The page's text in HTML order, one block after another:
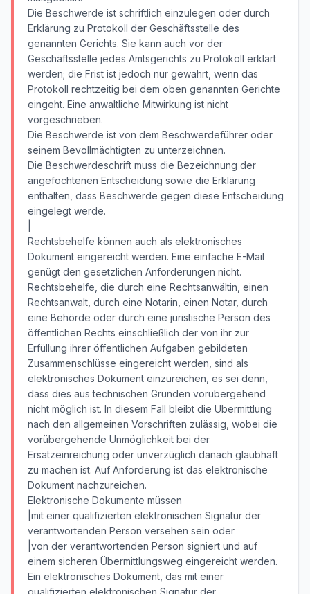
Die Beschwerde ist schriftlich einzulegen oder durch
Erklärung zu Protokoll der Geschäftsstelle des
genannten Gerichts. Sie kann auch vor der
Geschäftsstelle jedes Amtsgerichts zu Protokoll erklärt
werden; die Frist ist jedoch nur gewahrt, wenn das
Protokoll rechtzeitig bei dem oben genannten Gerichte
eingeht. Eine anwaltliche Mitwirkung ist nicht
vorgeschrieben.
Die Beschwerde ist von dem Beschwerdeführer oder
seinem Bevollmächtigten zu unterzeichnen.
Die Beschwerdeschrift muss die Bezeichnung der
angefochtenen Entscheidung sowie die Erklärung
enthalten, dass Beschwerde gegen diese Entscheidung
eingelegt werde.
Rechtsbehelfe können auch als elektronisches
Dokument eingereicht werden. Eine einfache E-Mail
genügt den gesetzlichen Anforderungen nicht.
Rechtsbehelfe, die durch eine Rechtsanwältin, einen
Rechtsanwalt, durch eine Notarin, einen Notar, durch
eine Behörde oder durch eine juristische Person des
öffentlichen Rechts einschließlich der von ihr zur
Erfüllung ihrer öffentlichen Aufgaben gebildeten
Zusammenschlüsse eingereicht werden, sind als
elektronisches Dokument einzureichen, es sei denn,
dass dies aus technischen Gründen vorübergehend
nicht möglich ist. In diesem Fall bleibt die Übermittlung
nach den allgemeinen Vorschriften zulässig, wobei die
vorübergehende Unmöglichkeit bei der
Ersatzeinreichung oder unverzüglich danach glaubhaft
zu machen ist. Auf Anforderung ist das elektronische
Dokument nachzureichen.
Elektronische Dokumente müssen
|mit einer qualifizierten elektronischen Signatur der
verantwortenden Person versehen sein oder
|von der verantwortenden Person signiert und auf
einem sicheren Übermittlungsweg eingereicht werden.
Ein elektronisches Dokument, das mit einer
qualifizierten elektronischen Signatur der